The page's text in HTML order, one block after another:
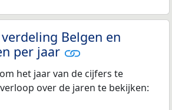
Belgen en
per jaar
het jaar van de cijfers te
over de jaren te bekijken: